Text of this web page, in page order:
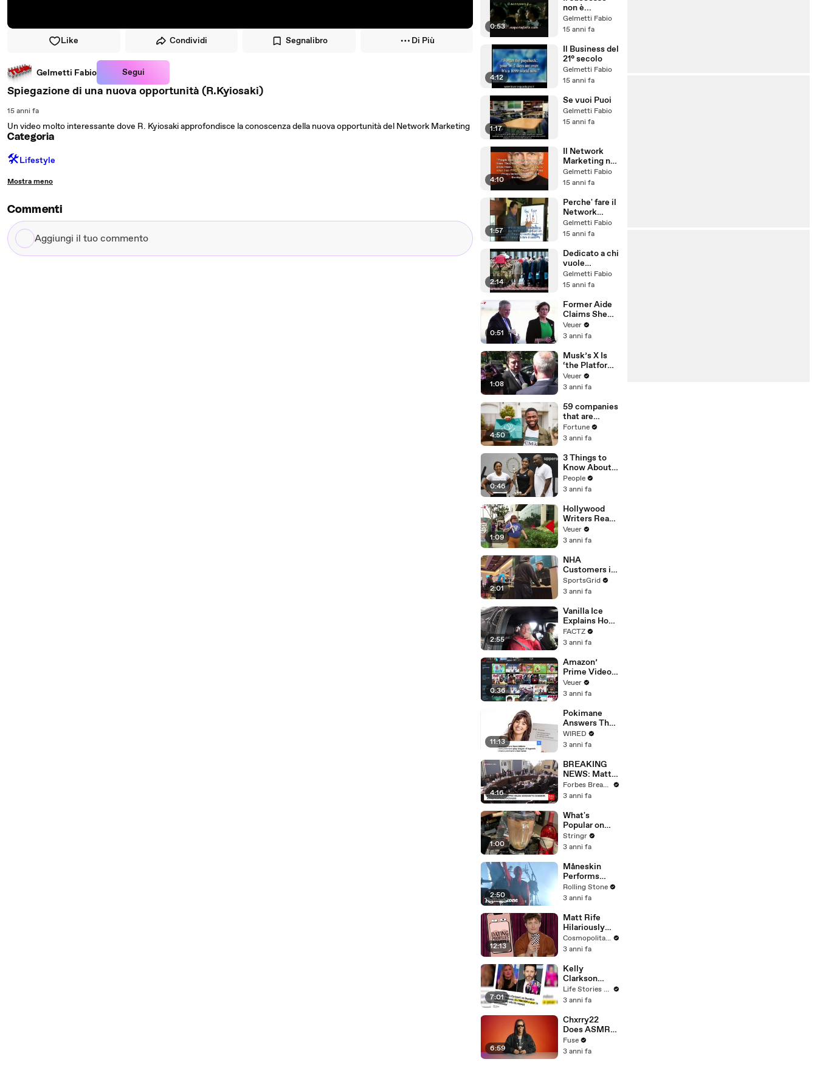
Like Condividi Segnalibro Di Più
Gelmetti Fabio Segui
Spiegazione di una nuova opportunità (R.Kyiosaki)
15 anni fa
Un video molto interessante dove R. Kyiosaki approfondisce la conoscenza della nuova opportunità del Network Marketing
Categoria
🛠️Lifestyle
Mostra meno
Commenti
Aggiungi
il
scoprilo!
0:53
non è...
Gelmetti Fabio
15 anni fa
4:12
Il Business del
21° secolo
Gelmetti Fabio
15 anni fa
1:17
Se vuoi Puoi
Gelmetti Fabio
15 anni fa
4:10
Il Network
Marketing nel
2011
Gelmetti Fabio
15 anni fa
1:57
Perche' fare il
Network
Marketing
Gelmetti Fabio
15 anni fa
2:14
Dedicato a chi
vuole
cambiare,
dedicato ai
Gelmetti Fabio
15 anni fa
0:51
Former Aide
Claims She
Was Asked to
Make a ‘Hit
Trump
Veuer
3 anni fa
1:08
Musk’s X Is
‘the Platform
With the
Largest Ratio
Misinformatio
n or
Disinformatio
n’ Amongst
All Social
Media
Platforms
Veuer
3 anni fa
4:50
59 companies
that are
changing the
world: From
Chobani
Fortune
3 anni fa
0:46
3 Things to
Know About
Coco Gauff's
Parents
People
3 anni fa
1:09
Hollywood
Writers Reach
‘Tentative
Agreement’
After 146 Day
Strike
Veuer
3 anni fa
2:01
NHA
Customers in
Limbo as
Company
Potential
Merger
SportsGrid
3 anni fa
2:55
Vanilla Ice
Explains How
the 90’s
Shaped
FACTZ
3 anni fa
0:36
Amazon’
Prime Video
Will Show
Commercials
Year
Veuer
3 anni fa
11:13
Pokimane
Answers The
Web's Most
Searched
WIRED
3 anni fa
4:16
BREAKING
NEWS: Matt
Gaetz Tells
House
'I'm Not Going
To Vote For A
Continuing
Resolution'
Forbes Breaking News
3 anni fa
1:00
What's
Popular on
Uber Eats?
Stringr
3 anni fa
2:50
Måneskin
Performs
"HONEY" at
MSG
Rolling Stone
3 anni fa
12:13
Matt Rife
Hilariously
Roasts Your
Dating
Cosmopolitan
Cosmopolitan USA
3 anni fa
7:01
Kelly
Clarkson
Fights Back
Against
Blackstock In
Devastating
Divorce
Battle
Life Stories By Goalcast
3 anni fa
6:59
Chxrry22
Does ASMR
with Matcha,
Talks Using
Fuse
3 anni fa